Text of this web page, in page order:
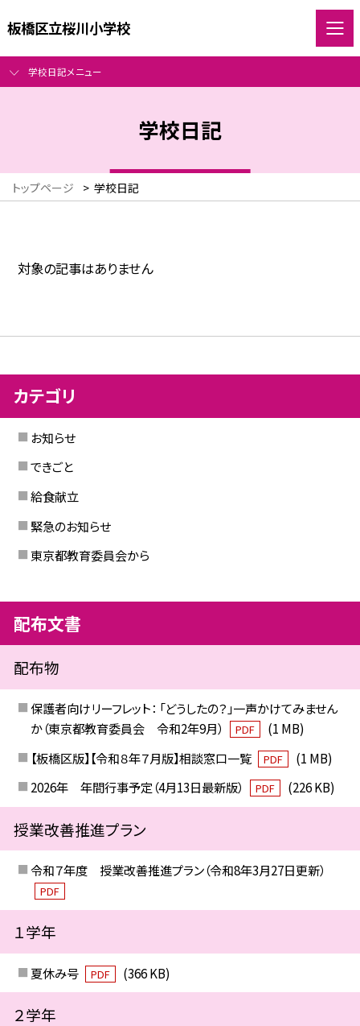
板橋区立桜川小学校
学校日記メニュー
学校日記
トップページ > 学校日記
対象の記事はありません
カテゴリ
お知らせ
できごと
給食献立
緊急のお知らせ
東京都教育委員会から
配布文書
配布物
保護者向けリーフレット： 「どうしたの？」一声かけてみません
か（東京都教育委員会 令和2年9月）
PDF
(1 MB)
【板橋区版】【令和８年７月版】相談窓口一覧
PDF
(1 MB)
2026年 年間行事予定（4月13日最新版）
PDF (226 KB)
授業改善推進プラン
令和７年度 授業改善推進プラン（令和8年3月27日更新）
PDF
１学年
夏休み号 PDF (366 KB)
２学年